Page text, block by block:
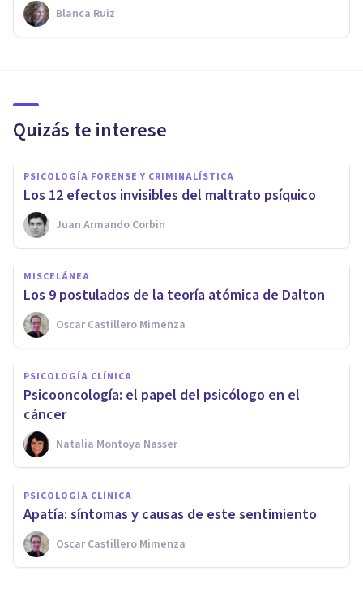
Blanca Ruiz
Quizás te interese
PSICOLOGÍA FORENSE Y CRIMINALÍSTICA
Los 12 efectos invisibles del maltrato psíquico
Juan Armando Corbin
MISCELÁNEA
Los 9 postulados de la teoría atómica de Dalton
Oscar Castillero Mimenza
PSICOLOGÍA CLÍNICA
Psicooncología: el papel del psicólogo en el
cáncer
Natalia Montoya Nasser
PSICOLOGÍA CLÍNICA
Apatía: síntomas y causas de este sentimiento
Oscar Castillero Mimenza